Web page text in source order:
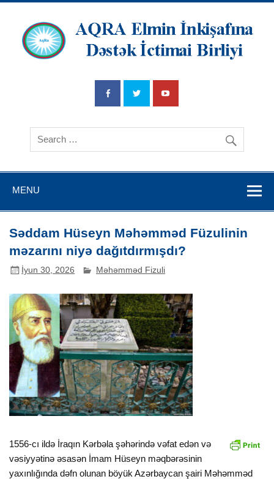
İnkişafına
Dətsək İctimai
Birliyi
MENU
Səddam Hüseyn Məhəmməd Füzulinin
məzarını niyə dağıtdırmışdı?
İyun 30, 2026 Məhəmməd Fizuli
1556-cı ildə İraqın Kərbəla şəhərində vəfat edən və
vəsiyyətinə əsasən İmam Hüseyn məqbərəsinin
yaxınlığında dəfn olunan böyük Azərbaycan şairi Məhəmməd